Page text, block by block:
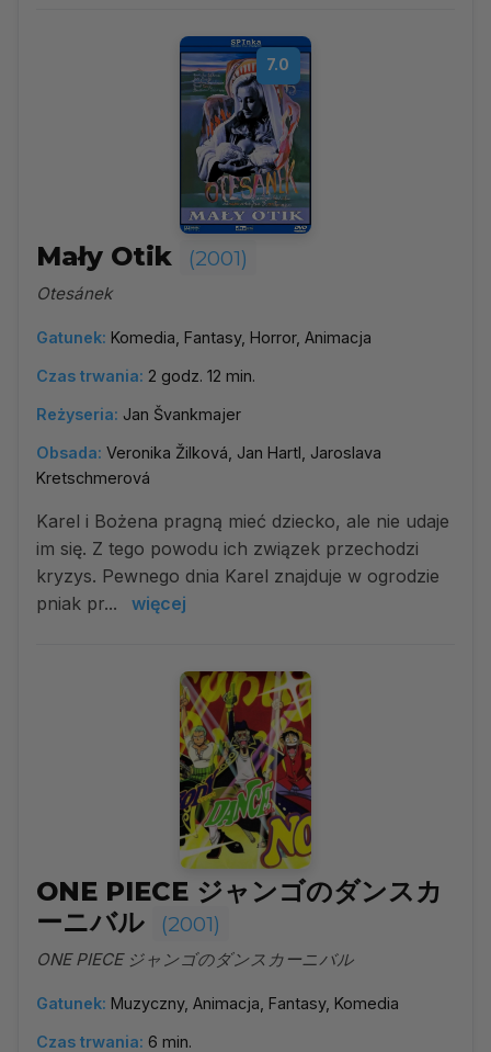
7.0
Mały Otik (2001)
Otesánek
Gatunek: Komedia, Fantasy, Horror, Animacja
Czas trwania: 2 godz. 12 min.
Reżyseria: Jan Švankmajer
Obsada: Veronika Žilková, Jan Hartl, Jaroslava
Kretschmerová
Karel i Bożena pragną mieć dziecko, ale nie udaje
im się. Z tego powodu ich związek przechodzi
kryzys. Pewnego dnia Karel znajduje w ogrodzie
pniak pr...
więcej
ONE PIECE ジャンゴのダンスカ
ーニバル
(2001)
ONE PIECE ジャンゴのダンスカーニバル
Gatunek: Muzyczny, Animacja, Fantasy, Komedia
Czas trwania: 6 min.